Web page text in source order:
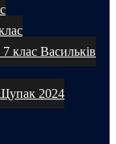
7 клас Васильків
Щупак 2024